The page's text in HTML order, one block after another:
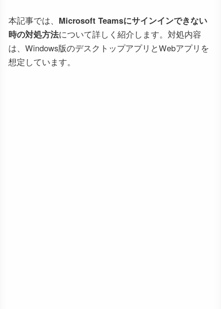
本記事では、 Microsoft Teamsにサインインできない
時の対処方法について詳しく紹介します。対処内容
は、Windows版のデスクトップアプリとWebアプリを
想定しています。